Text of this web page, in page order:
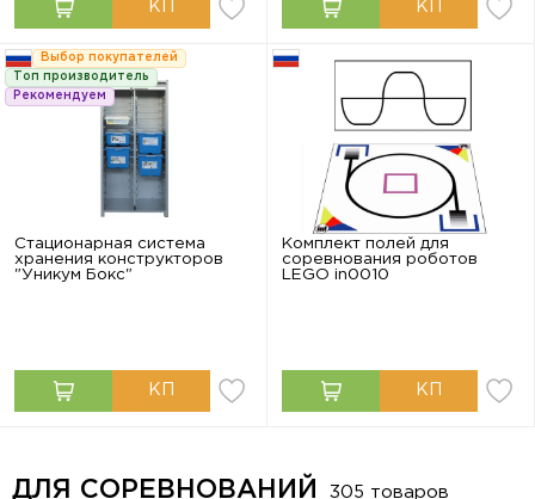
Выбор покупателей
Топ производитель
Рекомендуем
Стационарная система
хранения конструкторов
"Уникум Бокс"
Комплект полей для
соревнования роботов
LEGO in0010
ДЛЯ СОРЕВНОВАНИЙ 305 товаров